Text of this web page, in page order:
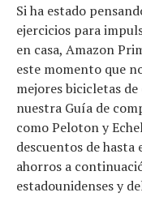
Si ha estado
ejercicios para
en casa, Amazon
este momento que
mejores bicicletas
nuestra Guía de
como Peloton y
descuentos de hasta
ahorros a
estadounidenses y